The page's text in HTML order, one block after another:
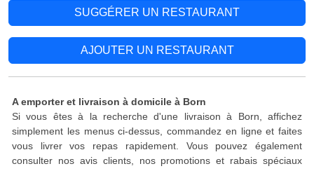
SUGGÉRER UN RESTAURANT
AJOUTER UN RESTAURANT
A emporter et livraison à domicile à Born
Si vous êtes à la recherche d'une livraison à Born, affichez
simplement les menus ci-dessus, commandez en ligne et faites
vous livrer vos repas rapidement. Vous pouvez également
consulter nos avis clients, nos promotions et rabais spéciaux